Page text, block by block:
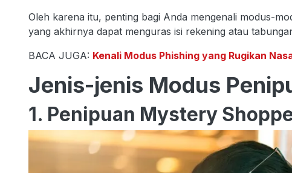
Oleh karena itu, penting bagi Anda mengenali modus-
yang akhirnya dapat menguras isi rekening atau
BACA JUGA: Kenali Modus Phishing yang Rugikan
Jenis-jenis Modus
1. Penipuan Mystery